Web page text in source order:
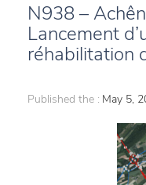
N938 –
Lancement
réhabilitation
Published the : May 5,